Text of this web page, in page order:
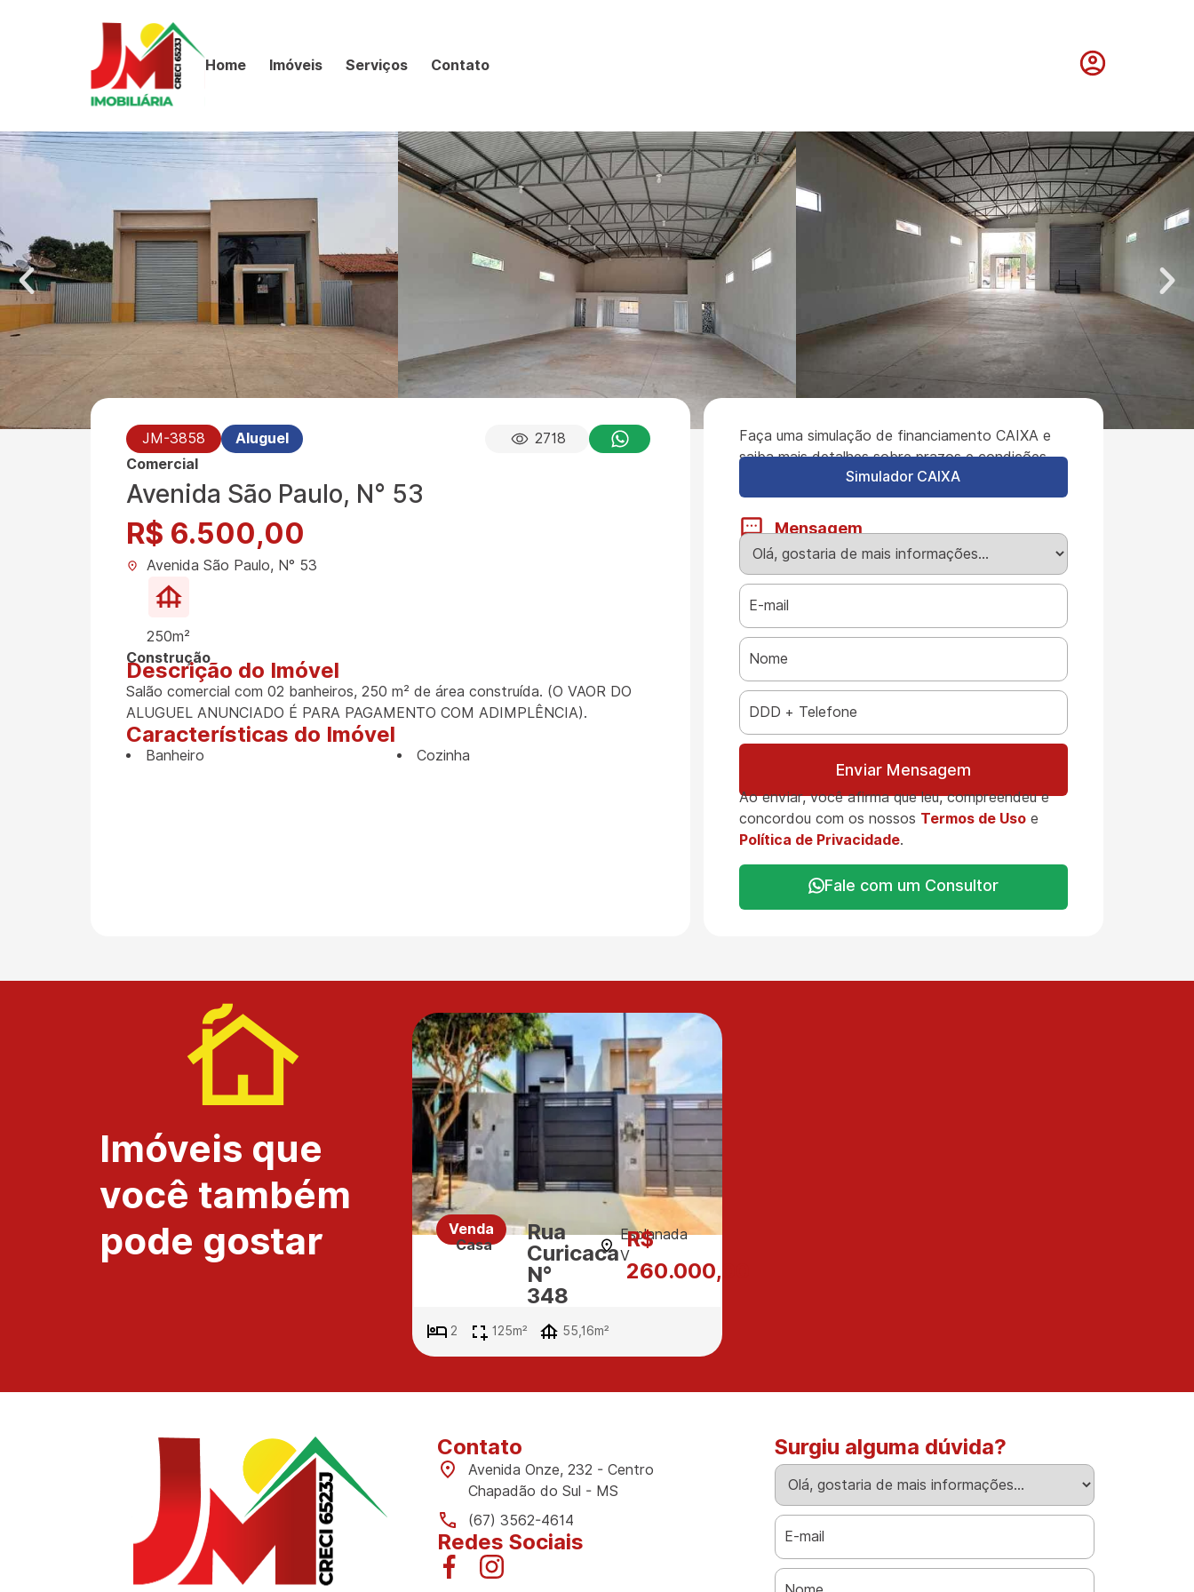
Home Imóveis Serviços Contato
JM-3858 Aluguel
2718
Comercial
Avenida São Paulo, N° 53
R$ 6.500,00
Avenida São Paulo, N° 53
250m²
Construção
Descrição do Imóvel
Salão comercial com 02 banheiros, 250 m² de área construída. (O VAOR DO
ALUGUEL ANUNCIADO É PARA PAGAMENTO COM ADIMPLÊNCIA).
Características do Imóvel
Banheiro Cozinha
Faça uma simulação de financiamento CAIXA e
saiba mais detalhes sobre prazos e condições.
Simulador CAIXA
Mensagem
Enviar Mensagem
Ao enviar, você afirma que leu, compreendeu e
concordou com os nossos Termos de Usoe
Política de Privacidade.
Fale com um Consultor
Imóveis que
você também
pode gostar
Venda
Casa
Rua
Curicaca
N°
348
Esplanada
V
R$
260.000,00
2 125m² 55,16m²
Contato
Avenida Onze, 232 - Centro
Chapadão do Sul - MS
(67) 3562-4614
Redes Sociais
Surgiu alguma dúvida?